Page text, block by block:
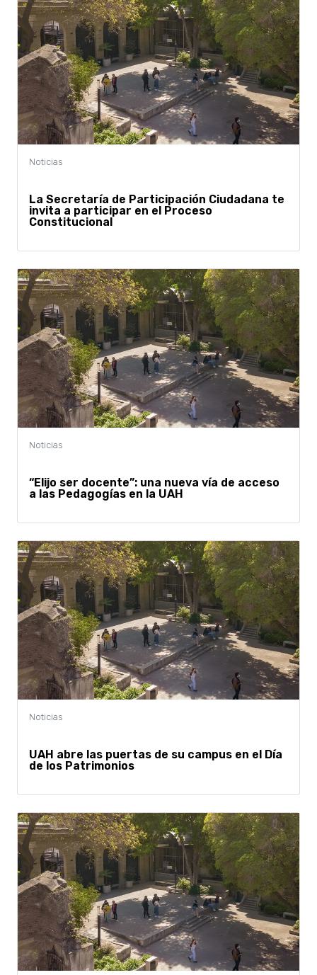
La Secretaría de Participación Ciudadana te
invita a participar en el Proceso
Constitucional
“Elijo ser docente”: una nueva vía de acceso
a las Pedagogías en la UAH
UAH abre las puertas de su campus en el Día
de los Patrimonios